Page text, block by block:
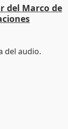
del Marco de